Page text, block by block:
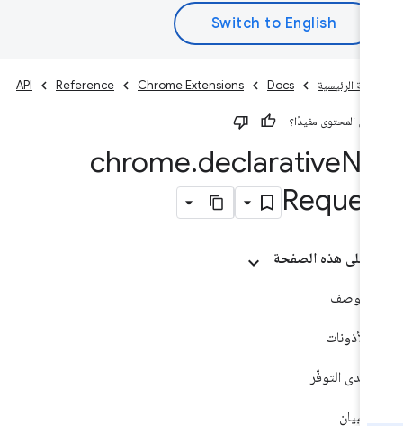
الرئيسية Docs
Chrome Extensions
Reference
API
المحتوى مفيدًا؟
chrome.declarative
على هذه الصفحة
الوصف
الأذونات
مدى التوفّر